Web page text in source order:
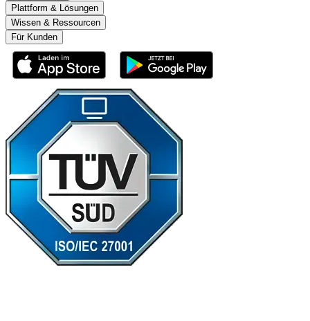
Plattform & Lösungen
Wissen & Ressourcen
Für Kunden